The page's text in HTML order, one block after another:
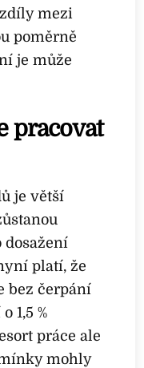
mezi
poměrně
je může
pracovat
je větší
platí, že
bez čerpání
1,5 %
práce ale
mohly